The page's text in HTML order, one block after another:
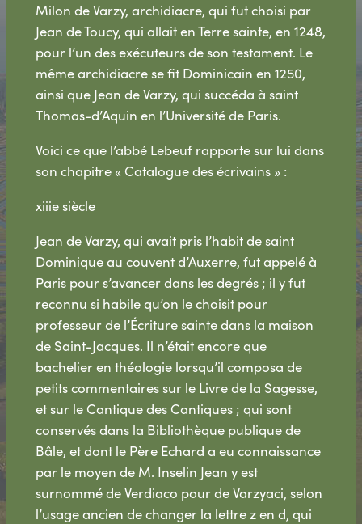
Milon de Varzy, archidiacre, qui fut choisi par
Jean de Toucy, qui allait en Terre sainte, en 1248,
pour l’un des exécuteurs de son testament. Le
même archidiacre se fit Dominicain en 1250,
ainsi que Jean de Varzy, qui succéda à saint
Thomas-d’Aquin en l’Université de Paris.
Voici ce que l’abbé Lebeuf rapporte sur lui dans
son chapitre « Catalogue des écrivains » :
xiiie siècle
Jean de Varzy, qui avait pris l’habit de saint
Dominique au couvent d’Auxerre, fut appelé à
Paris pour s’avancer dans les degrés ; il y fut
reconnu si habile qu’on le choisit pour
professeur de l’Écriture sainte dans la maison
de Saint-Jacques. Il n’était encore que
bachelier en théologie lorsqu’il composa de
petits commentaires sur le Livre de la Sagesse,
et sur le Cantique des Cantiques ; qui sont
conservés dans la Bibliothèque publique de
Bâle, et dont le Père Echard a eu connaissance
par le moyen de M. Inselin Jean y est
surnommé de Verdiaco pour de Varzyaci, selon
l’usage ancien de changer la lettre z en d, qui